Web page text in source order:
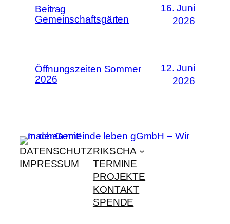
Beitrag
Gemeinschaftsgärten
16. Juni
2026
Öffnungszeiten Sommer
2026
12. Juni
2026
DATENSCHUTZ
IMPRESSUM
RIKSCHA
TERMINE
PROJEKTE
KONTAKT
SPENDE